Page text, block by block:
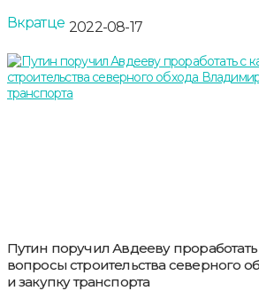
Вкратце 2022-08-17
Путин поручил Авдееву
вопросы строительства северного
и закупку транспорта